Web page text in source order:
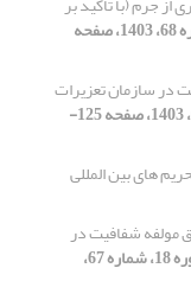
[دوره 18، شماره 68، 1403، صفحه
در سازمان تعزیرات
[دوره 18، شماره 67، 1403، صفحه 125-
های بین‏ المللی
مولفه‌ شفافیت در
[دوره 18، شماره 67،